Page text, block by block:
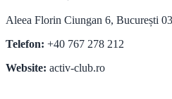
Aleea Florin Ciungan 6, București
Telefon: +40 767 278 212
Website: activ-club.ro